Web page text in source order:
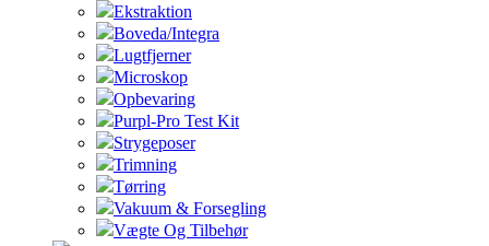
Ekstraktion
Boveda/Integra
Lugtfjerner
Microskop
Opbevaring
Purpl-Pro Test Kit
Strygeposer
Trimning
Tørring
Vakuum & Forsegling
Vægte Og Tilbehør